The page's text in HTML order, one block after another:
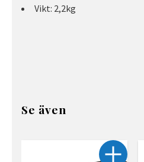
Vikt: 2,2kg
Se även